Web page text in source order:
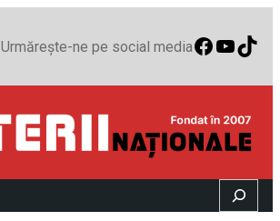
Urmărește-ne pe social media
Search